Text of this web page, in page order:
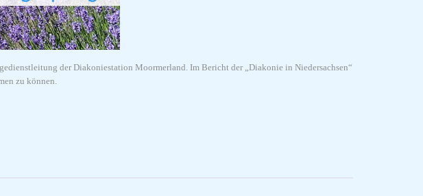
der Diakoniestation Moormerland. Im Bericht der „Diakonie in Niedersachsen“
zu können.